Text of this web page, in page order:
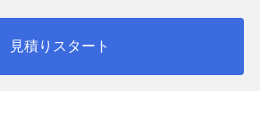
見積りスタート